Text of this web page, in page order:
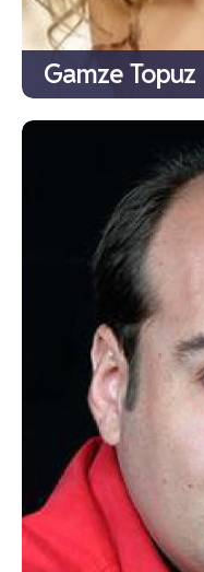
Gamze Topuz